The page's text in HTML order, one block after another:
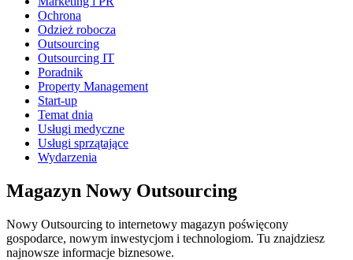
Ochrona
Odzież robocza
Outsourcing
Outsourcing IT
Poradnik
Property Management
Start-up
Temat dnia
Usługi medyczne
Usługi sprzątające
Wydarzenia
Magazyn Nowy Outsourcing
Nowy Outsourcing to internetowy magazyn poświęcony
gospodarce, nowym inwestycjom i technologiom. Tu znajdziesz
najnowsze informacje biznesowe.